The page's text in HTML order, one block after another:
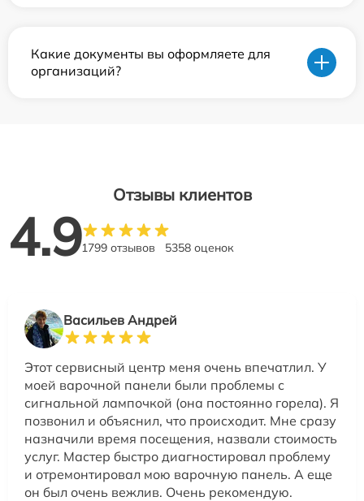
Какие документы вы оформляете для
организаций?
Отзывы клиентов
4.91799 отзывов 5358 оценок
Васильев Андрей
Этот сервисный центр меня очень впечатлил. У
моей варочной панели были проблемы с
сигнальной лампочкой (она постоянно горела). Я
позвонил и объяснил, что происходит. Мне сразу
назначили время посещения, назвали стоимость
услуг. Мастер быстро диагностировал проблему
и отремонтировал мою варочную панель. А еще
он был очень вежлив. Очень рекомендую.